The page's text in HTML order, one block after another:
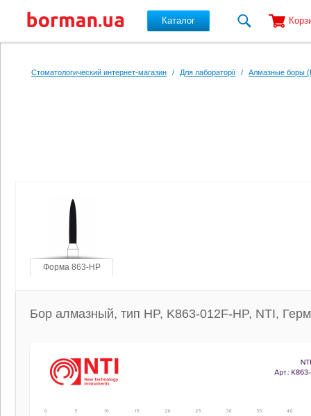
Каталог
Стоматологический интернет-магазин / Для лабораторії / Алмазные боры
Форма 863-HP
Бор алмазный, тип HP, K863-012F-HP, NTI,